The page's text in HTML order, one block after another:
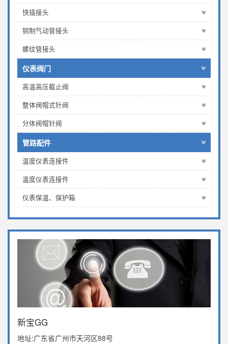
快插接头
铜制气动管接头
螺纹管接头
仪表阀门
高温高压截止阀
整体阀帽式针阀
分体阀帽针阀
管路配件
温度仪表连接件
温度仪表连接件
仪表保温、保护箱
新宝GG
地址:广东省广州市天河区88号